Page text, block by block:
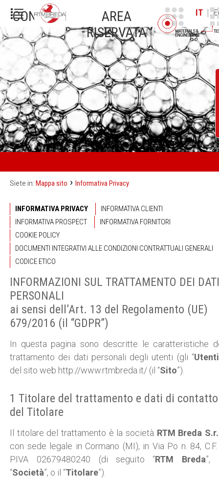
IT |
CONTATTI
AREA
RISERVATA
Siete in: Mappa sito › Informativa Privacy
INFORMATIVA PRIVACY
INFORMATIVA CLIENTI
INFORMATIVA PROSPECT
INFORMATIVA FORNITORI
COOKIE POLICY
DOCUMENTI INTEGRATIVI ALLE CONDIZIONI CONTRATTUALI GENERALI
CODICE ETICO
INFORMAZIONI SUL TRATTAMENTO DEI DATI
PERSONALI
ai sensi dell’Art. 13 del Regolamento (UE)
679/2016 (il “GDPR”)
In questa pagina sono descritte le caratteristiche
trattamento dei dati personali degli utenti (gli “Utenti
del sito web http://www.rtmbreda.it/ (il “Sito”).
1 Titolare del trattamento e dati di contatto
del Titolare
Il titolare del trattamento è la società RTM Breda
con sede legale in Cormano (MI), in Via Po n. 84,
P.IVA 02679480240 (di seguito “RTM Breda”,
“Società”, o il “Titolare”).